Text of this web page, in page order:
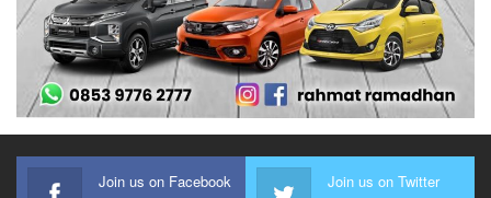
Join us on Facebook Join us on Twitter